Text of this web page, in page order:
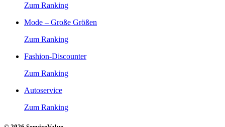
Zum Ranking
Mode – Große Größen
Zum Ranking
Fashion-Discounter
Zum Ranking
Autoservice
Zum Ranking